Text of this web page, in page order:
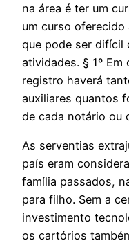
na área é ter um
um curso oferecido
que pode ser difícil
atividades. § 1º
registro haverá
auxiliares quantos
de cada notário ou
As serventias
país eram
família passados,
para filho. Sem a
investimento
os cartórios